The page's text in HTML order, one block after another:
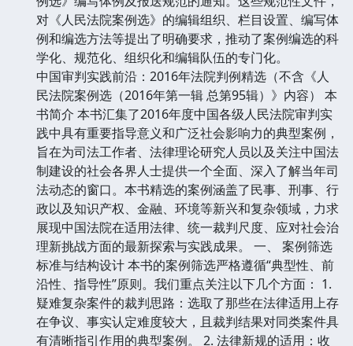
对《人民法院案例选》的编辑组织、栏目设置、编写体
例和编选方法等提出了明确要求，推动了案例编选的科
学化、规范化、组织化和编辑队伍的专门化。
中国审判实践前沿：2016年法院判例精选（不含《人
民法院案例选（2016年第一辑 总第95辑）》内容） 本
书简介 本书汇集了2016年度中国各级人民法院审判实
践中具有重要指导意义和广泛社会影响力的典型案例，
旨在为司法工作者、法律理论研究人员以及关注中国法
制建设的社会各界人士提供一个全面、深入了解当年司
法动态的窗口。本书精选的案例涵盖了民事、刑事、行
政以及知识产权、金融、环境等新兴和复杂领域，力求
展现中国法院在适用法律、统一裁判尺度、应对社会治
理新挑战方面的最新探索与实践成果。 一、 案例筛选
标准与结构设计 本书的案例筛选严格遵循“典型性、前
沿性、指导性”原则。我们重点关注以下几个方面： 1.
疑难复杂案件的裁判思路：选取了那些在法律适用上存
在争议、事实认定难度较大，且裁判结果对同类案件具
有清晰指引作用的典型案例。 2. 法律新规的适用：收